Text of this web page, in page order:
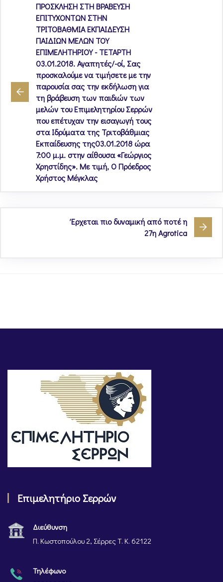
ΠΡΟΣΚΛΗΣΗ ΣΤΗ ΒΡΑΒΕΥΣΗ
ΕΠΙΤΥΧΟΝΤΩΝ ΣΤΗΝ
ΤΡΙΤΟΒΑΘΜΙΑ ΕΚΠΑΙΔΕΥΣΗ
ΠΑΙΔΙΩΝ ΜΕΛΩΝ ΤΟΥ
ΕΠΙΜΕΛΗΤΗΡΙΟΥ - ΤΕΤΑΡΤΗ
03.01.2018. Αγαπητές/-οί, Σας
προσκαλούμε να τιμήσετε με την
παρουσία σας την εκδήλωση για
τη βράβευση των παιδιών των
μελών του Επιμελητηρίου Σερρών
που επέτυχαν την εισαγωγή τους
στα Ιδρύματα της Τριτοβάθμιας
Εκπαίδευσης της03.01.2018 ώρα
7:00 μ.μ. στην αίθουσα «Γεώργιος
Χρηστίδης». Με τιμή, Ο Πρόεδρος
Χρήστος Μέγκλας
Έρχεται πιο δυναμική από ποτέ η
27η Agrotica
Επιμελητήριο Σερρών
Διεύθυνση
Π. Κωστοπούλου 2, Σέρρες Τ. Κ. 62122
Τηλέφωνο